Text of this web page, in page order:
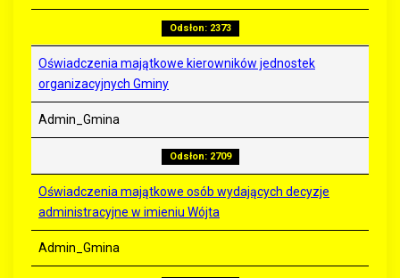
Odsłon: 2373
Oświadczenia majątkowe kierowników jednostek
organizacyjnych Gminy
Admin_Gmina
Odsłon: 2709
Oświadczenia majątkowe osób wydających decyzje
administracyjne w imieniu Wójta
Admin_Gmina